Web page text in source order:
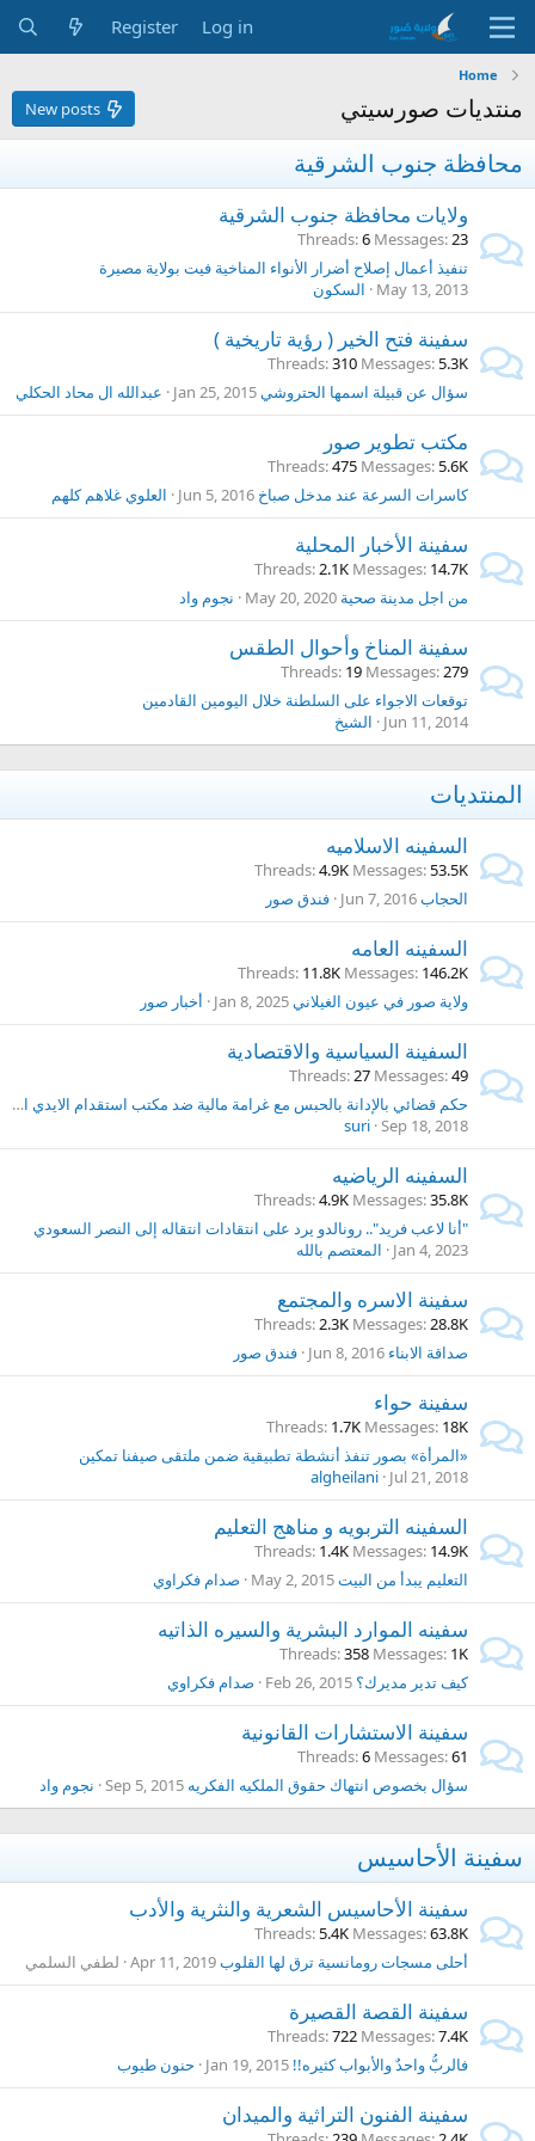
Log in
Register
Home
منتديات صورسيتي New posts
محافظة جنوب الشرقية
ولايات محافظة جنوب الشرقية
Threads 6 Messages 23
تنفيذ أعمال إصلاح أضرار الأنواء المناخية فيت بولاية مصيرة
May 13, 2013
السكون
سفينة فتح الخير ( رؤية تاريخية )
Threads 310 Messages 5.3K
سؤال عن قبيلة اسمها الحتروشيJan 25, 2015 عبدالله ال محاد الحكلي
مكتب تطوير صور
Threads 475 Messages 5.6K
كاسرات السرعة عند مدخل صباخ Jun 5, 2016 العلوي غلاهم كلهم
سفينة الأخبار المحلية
Threads 2.1K Messages 14.7K
من اجل مدينة صحية May 20, 2020 نجوم واد
سفينة المناخ وأحوال الطقس
Threads 19 Messages 279
توقعات الاجواء على السلطنة خلال اليومين القادمين
Jun 11, 2014
الشيخ
المنتديات
السفينه الاسلاميه
Threads 4.9K Messages 53.5K
الحجابJun 7, 2016 فندق صور
السفينه العامه
Threads 11.8K Messages 146.2K
ولاية صور في عيون الغيلانيJan 8, 2025 أخبار صور
السفينة السياسية والاقتصادية
Threads 27 Messages 49
حكم قضائي بالإدانة بالحبس مع غرامة مالية ضد مكتب استقدام الايدي العاملة بصور
Sep 18, 2018
suri
السفينه الرياضيه
Threads 4.9K Messages 35.8K
"أنا لاعب فريد".. رونالدو يرد على انتقادات انتقاله إلى النصر السعودي
Jan 4, 2023
المعتصم بالله
سفينة الاسره والمجتمع
Threads 2.3K Messages 28.8K
صداقة الابناء Jun 8, 2016 فندق صور
سفينة حواء
Threads 1.7K Messages 18K
«المرأة» بصور تنفذ أنشطة تطبيقية ضمن ملتقى صيفنا تمكين
Jul 21, 2018
algheilani
السفينه التربويه و مناهج التعليم
Threads 1.4K Messages 14.9K
التعليم يبدأ من البيتMay 2, 2015 صدام فكراوي
سفينه الموارد البشرية والسيره الذاتيه
Threads 358 Messages 1K
كيف تدير مديرك؟ Feb 26, 2015 صدام فكراوي
سفينة الاستشارات القانونية
Threads 6 Messages 61
سؤال بخصوص انتهاك حقوق الملكيه الفكريه Sep 5, 2015 نجوم واد
سفينة الأحاسيس
سفينة الأحاسيس الشعرية والنثرية والأدب
Threads 5.4K Messages 63.8K
أحلى مسجات رومانسية ترق لها القلوبApr 11, 2019 لطفي السلمي
سفينة القصة القصيرة
Threads 722 Messages 7.4K
فالربُّ واحدٌ والأبواب كثيره!! Jan 19, 2015 حنون طيوب
سفينة الفنون التراثية والميدان